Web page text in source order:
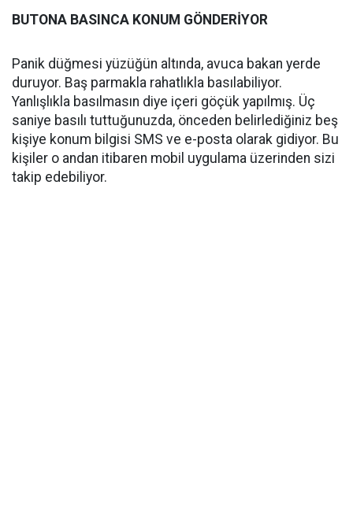
BUTONA BASINCA KONUM GÖNDERİYOR
Panik düğmesi yüzüğün altında, avuca bakan yerde
duruyor. Baş parmakla rahatlıkla basılabiliyor.
Yanlışlıkla basılmasın diye içeri göçük yapılmış. Üç
saniye basılı tuttuğunuzda, önceden belirlediğiniz beş
kişiye konum bilgisi SMS ve e-posta olarak gidiyor. Bu
kişiler o andan itibaren mobil uygulama üzerinden sizi
takip edebiliyor.